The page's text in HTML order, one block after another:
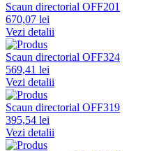
Scaun directorial OFF201
670,07 lei
Vezi detalii
Scaun directorial OFF324
569,41 lei
Vezi detalii
Scaun directorial OFF319
395,54 lei
Vezi detalii